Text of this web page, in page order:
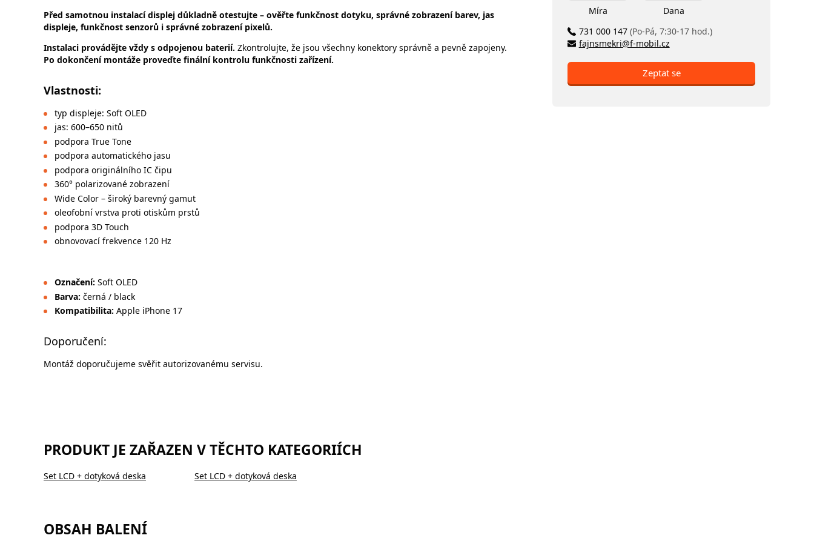
Před samotnou instalací displej důkladně otestujte – ověřte funkčnost dotyku, správné zobrazení barev, jas
displeje, funkčnost senzorů i správné zobrazení pixelů.
Instalaci provádějte vždy s odpojenou baterií. Zkontrolujte, že jsou všechny konektory správně a pevně zapojeny.
Po dokončení montáže proveďte finální kontrolu funkčnosti zařízení.
Vlastnosti:
typ displeje: Soft OLED
jas: 600–650 nitů
podpora True Tone
podpora automatického jasu
podpora originálního IC čipu
360° polarizované zobrazení
Wide Color – široký barevný gamut
oleofobní vrstva proti otiskům prstů
podpora 3D Touch
obnovovací frekvence 120 Hz
Označení: Soft OLED
Barva: černá / black
Kompatibilita: Apple iPhone 17
Doporučení:
Montáž doporučujeme svěřit autorizovanému servisu.
PRODUKT JE ZAŘAZEN V TĚCHTO KATEGORIÍCH
Set LCD + dotyková deska Set LCD + dotyková deska
OBSAH BALENÍ
Míra
Dana
731 000 147 (Po-Pá, 7:30-17 hod.)
fajnsmekri@f-mobil.cz
Zeptat se